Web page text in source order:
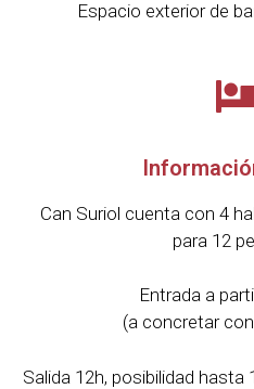
Espacio exterior de
Can Suriol cuenta con 4
para 12
Entrada a
(a concretar con
Salida 12h, posibilidad hasta